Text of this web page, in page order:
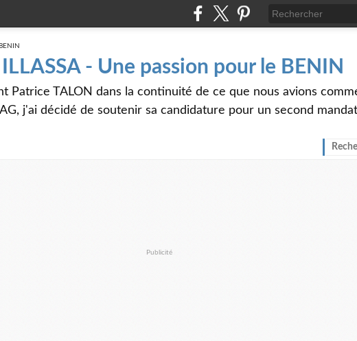
- Une passion pour le BENIN
Patrice TALON dans la continuité de ce que nous avions
j'ai décidé de soutenir sa candidature pour un second
Publicité